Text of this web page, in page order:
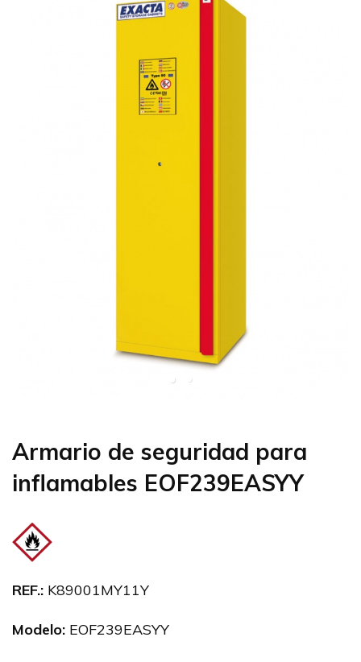
Armario de seguridad para
inflamables EOF239EASYY
REF.: K89001MY11Y
Modelo: EOF239EASYY